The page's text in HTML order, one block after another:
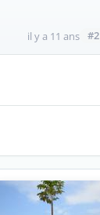
il y a 11 ans #2